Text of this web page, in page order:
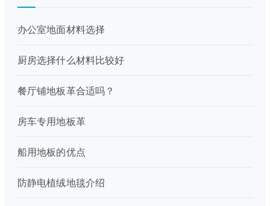
办公室地面材料选择
厨房选择什么材料比较好
餐厅铺地板革合适吗？
房车专用地板革
船用地板的优点
防静电植绒地毯介绍